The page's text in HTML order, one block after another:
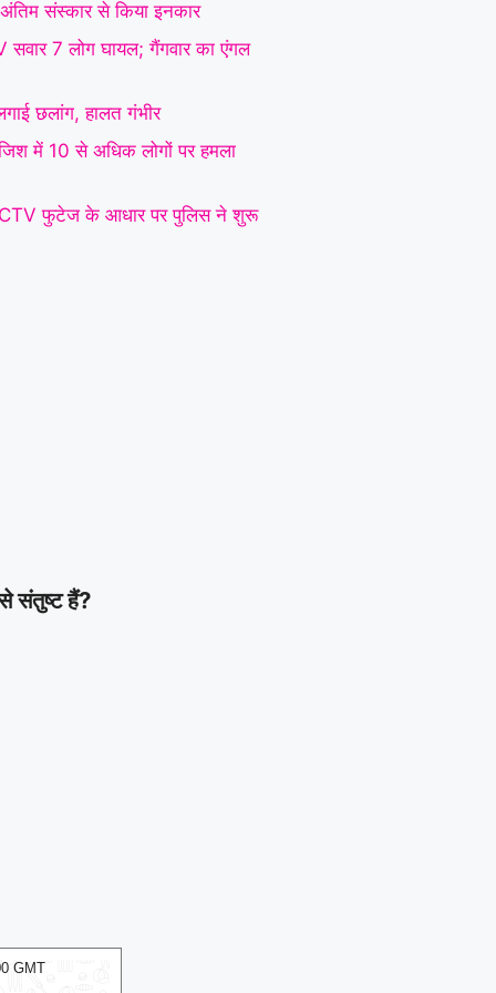
अंतिम संस्कार से किया इनकार
सवार 7 लोग घायल; गैंगवार का एंगल
छलांग, हालत गंभीर
में 10 से अधिक लोगों पर हमला
फुटेज के आधार पर पुलिस ने शुरू
संतुष्ट हैं?
GMT